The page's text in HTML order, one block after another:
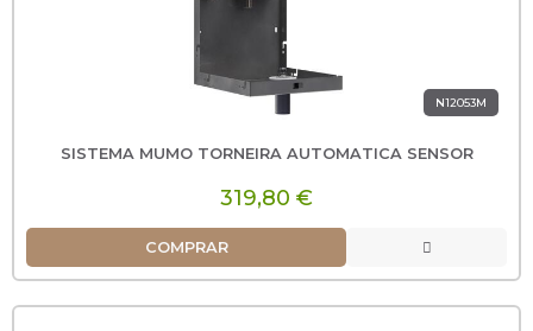
N12053M
SISTEMA MUMO TORNEIRA AUTOMATICA SENSOR
319,80 €
COMPRAR